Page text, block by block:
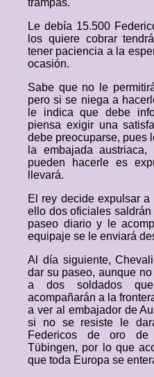
trampas.
Le debía 15.500
los quiere cobrar
tener paciencia a la
ocasión.
Sabe que no le
pero si se niega a
le indica que debe
piensa exigir una
debe preocuparse, pues
la embajada
pueden hacerle es
llevará.
El rey decide expulsar
ello dos oficiales
paseo diario y le
equipaje se le enviará
Al día siguiente,
dar su paseo, aunque
a dos soldados
acompañarán a la
a ver al embajador de
si no se resiste le
Federicos de oro
Tübingen, por lo que
que toda Europa se